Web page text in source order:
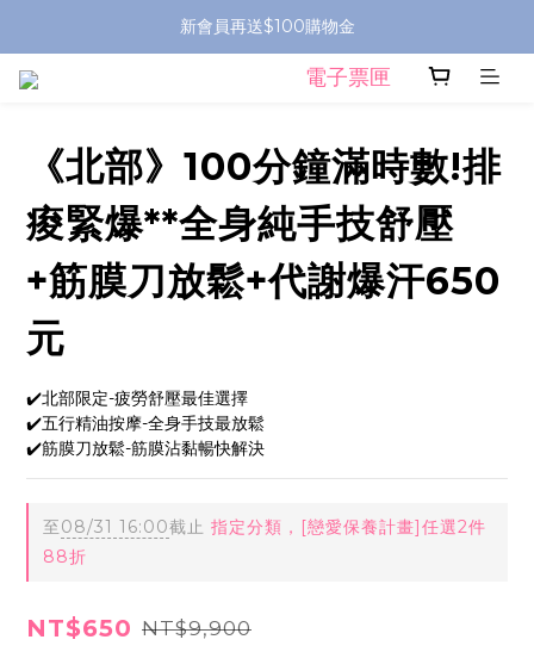
新會員再送$100購物金
電子票匣
《北部》100分鐘滿時數!排
痠緊爆**全身純手技舒壓
+筋膜刀放鬆+代謝爆汗650
元
✔️北部限定-疲勞舒壓最佳選擇
✔️五行精油按摩-全身手技最放鬆
✔️筋膜刀放鬆-筋膜沾黏暢快解決
至08/31 16:00截止 指定分類，[戀愛保養計畫]任選2件
88折
NT$650 NT$9,900